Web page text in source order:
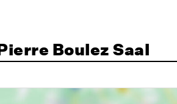
Boulez Saal